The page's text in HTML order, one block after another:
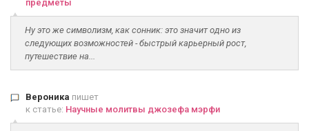
предметы
Ну это же символизм, как сонник: это значит одно из
следующих возможностей - быстрый карьерный рост,
путешествие на...
Вероника пишет
к статье: Научные молитвы джозефа мэрфи